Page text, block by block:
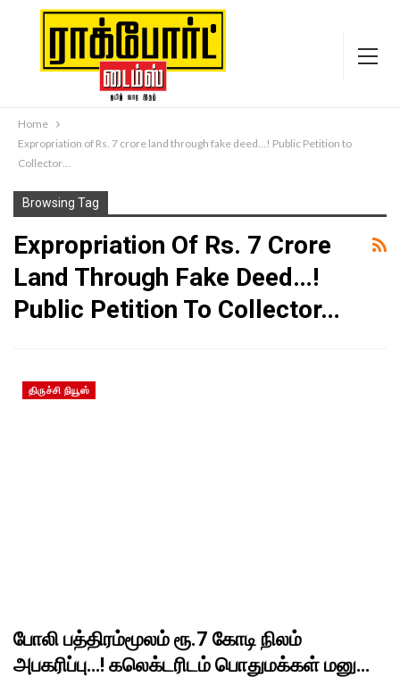
Home
Expropriation of Rs. 7 crore land through fake deed…! Public Petition to
Collector…
Browsing Tag
Expropriation Of Rs. 7 Crore
Land Through Fake Deed…!
Public Petition To Collector…
திருச்சி நியூஸ்
போலி பத்திரம்மூலம் ரூ.7 கோடி நிலம்
அபகரிப்பு…! கலெக்டரிடம் பொதுமக்கள் மனு…